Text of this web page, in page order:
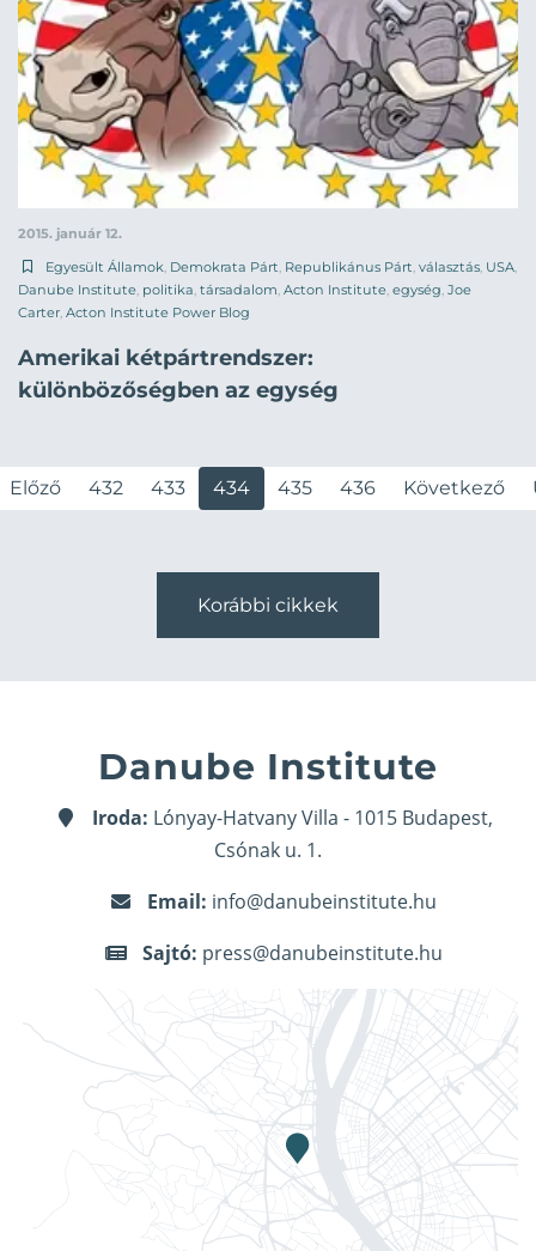
2015. január 12.
Egyesült Államok, Demokrata Párt, Republikánus Párt, választás, USA,
Danube Institute, politika, társadalom, Acton Institute, egység, Joe
Carter, Acton Institute Power Blog
Amerikai kétpártrendszer:
különbözőségben az egység
Előző 432 433 434 435 436 Következő
Korábbi cikkek
Danube Institute
Iroda: Lónyay-Hatvany Villa - 1015 Budapest,
Csónak u. 1.
Email: info@danubeinstitute.hu
Sajtó: press@danubeinstitute.hu